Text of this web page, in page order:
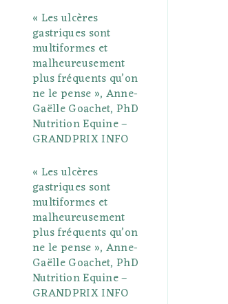
e
P
u
s
g
r
a
r
e
s
« Les ulcères
gastriques sont
multiformes et
malheureusement
plus fréquents qu’on
ne le pense », Anne-
Gaëlle Goachet, PhD
Nutrition Equine –
GRANDPRIX INFO
« Les ulcères
gastriques sont
multiformes et
malheureusement
plus fréquents qu’on
ne le pense », Anne-
Gaëlle Goachet, PhD
Nutrition Equine –
GRANDPRIX INFO